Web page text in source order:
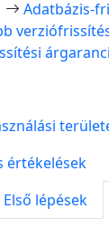
Adatbázis-
értékelések
Első lépések